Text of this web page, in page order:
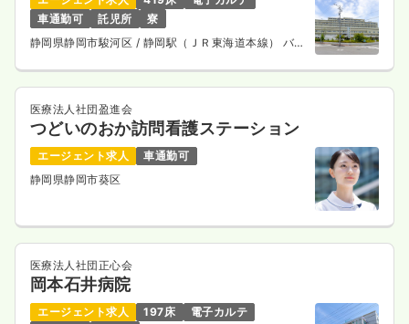
給与 時給1,600円
時間 8:30～17:30
外来助産師 クリニック
日勤のみ（パート） 一時募集休止
時間 8:30～17:30
時給1,800円以上可
車通勤可
託児所
寮
静岡県静岡市駿河区 / 静岡駅（ＪＲ東海道本線） バス
医療法人社団盈進会
つどいのおか訪問看護ステーション
エージェント求人
車通勤可
静岡県静岡市葵区
医療法人社団正心会
岡本石井病院
エージェント求人 197床
電子カルテ